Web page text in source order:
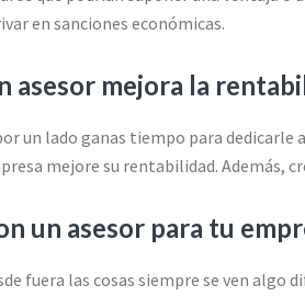
en sanciones económicas.
asesor mejora la
un lado ganas tiempo para dedicarle
mejore su rentabilidad. Además,
un asesor para tu
fuera las cosas siempre se ven